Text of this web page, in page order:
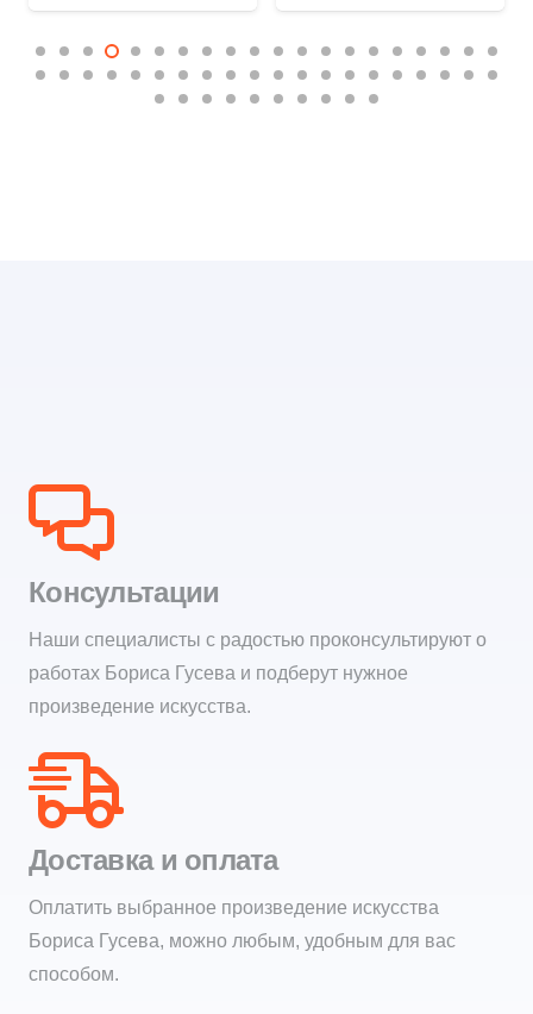
Консультации
Наши специалисты с радостью проконсультируют о
работах Бориса Гусева и подберут нужное
произведение искусства.
Доставка и оплата
Оплатить выбранное произведение искусства
Бориса Гусева, можно любым, удобным для вас
способом.